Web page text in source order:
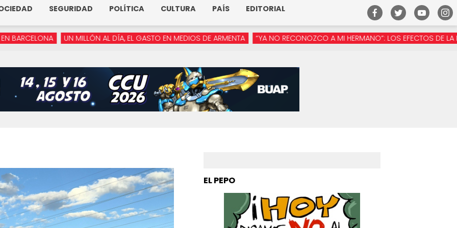
SEGURIDAD POLÍTICA CULTURA PAÍS
EDITORIAL
UN MILLÓN AL DÍA, EL GASTO EN MEDIOS DE ARMENTA “YA NO RECONOZCO A MI HERMANO”: LOS EFECTOS DE LA MANÓSFERA
EL PEPO